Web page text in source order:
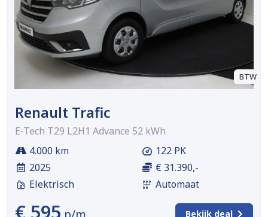
BTW
Renault Trafic
E-Tech T29 L2H1 Advance 52 kWh
4.000 km
2025
Elektrisch
122 PK
€ 31.390,-
Automaat
€ 595 Bekijk deal